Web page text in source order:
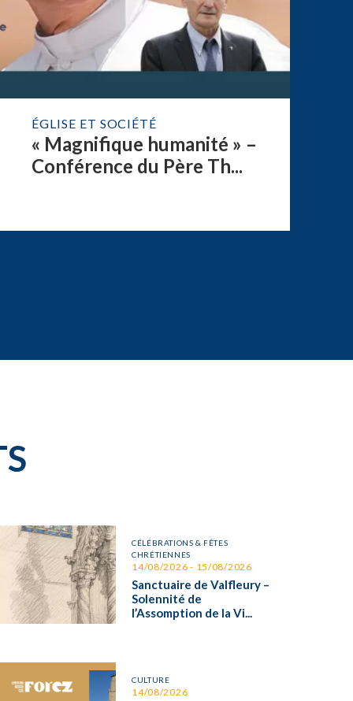
ÉGLISE ET SOCIÉTÉ
« Magnifique humanité » –
Conférence du Père Th...
CÉLÉBRATIONS & FÊTES
CHRÉTIENNES
14/08/2026 - 15/08/2026
Sanctuaire de Valfleury –
Solennité de
l’Assomption de la Vi...
CULTURE
14/08/2026